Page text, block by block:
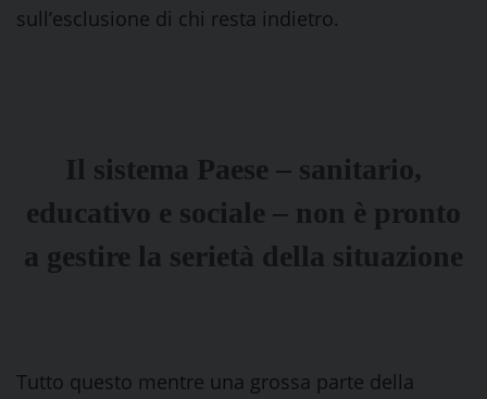
sull’esclusione di chi resta indietro.
Il sistema Paese – sanitario,
educativo e sociale – non è pronto
a gestire la serietà della situazione
Tutto questo mentre una grossa parte della